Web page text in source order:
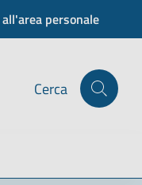
personale
Cerca